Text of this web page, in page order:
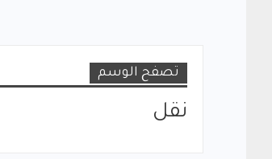
تصفح الوسم
نقل